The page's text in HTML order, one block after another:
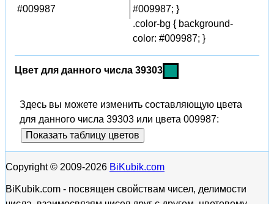
#009987
#009987; }
.color-bg { background-
color: #009987; }
Цвет для данного числа 39303
Здесь вы можете изменить составляющую цвета
для данного числа 39303 или цвета 009987:
Показать таблицу цветов
Copyright © 2009-2026 BiKubik.com
BiKubik.com - посвящен свойствам чисел, делимости